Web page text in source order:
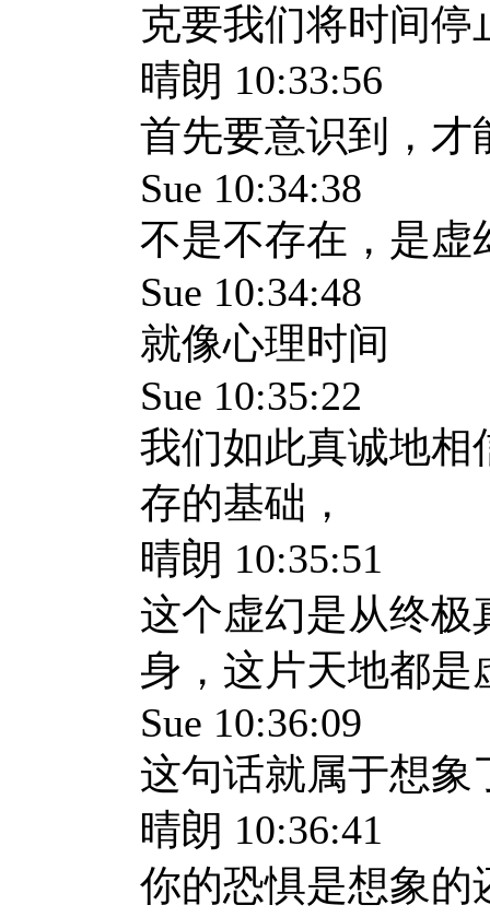
克要我们将时间
晴朗 10:33:56
首先要意识到，才
Sue 10:34:38
不是不存在，是虚
Sue 10:34:48
就像心理时间
Sue 10:35:22
我们如此真诚地相
存的基础，
晴朗 10:35:51
这个虚幻是从终极
身，这片天地都是
Sue 10:36:09
这句话就属于想象
晴朗 10:36:41
你的恐惧是想象的